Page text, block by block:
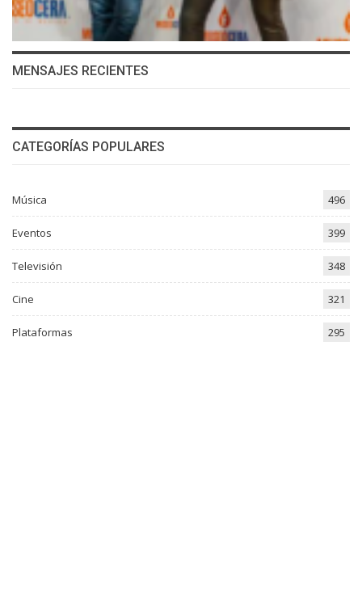
MENSAJES RECIENTES
CATEGORÍAS POPULARES
Música 496
Eventos 399
Televisión 348
Cine 321
Plataformas 295